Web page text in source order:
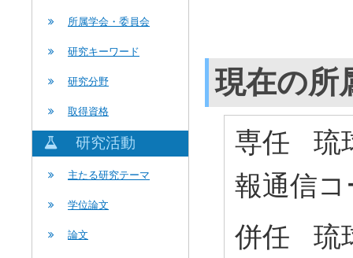
所属学会・委員会
研究キーワード
研究分野
取得資格
研究活動
主たる研究テーマ
学位論文
論文
現在の所
専任 琉
報通信
併任 琉